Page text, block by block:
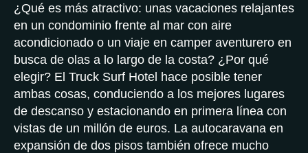
¿Qué es más atractivo: unas vacaciones relajantes
en un condominio frente al mar con aire
acondicionado o un viaje en camper aventurero en
busca de olas a lo largo de la costa? ¿Por qué
elegir? El Truck Surf Hotel hace posible tener
ambas cosas, conduciendo a los mejores lugares
de descanso y estacionando en primera línea con
vistas de un millón de euros. La autocaravana en
expansión de dos pisos también ofrece mucho